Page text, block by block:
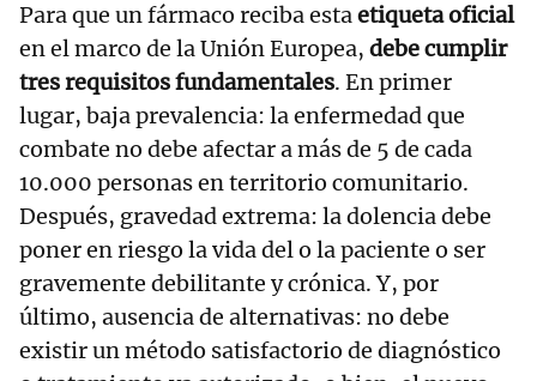
Para que un fármaco reciba estaetiqueta oficial
en el marco de la Unión Europea, debe cumplir
tres requisitos fundamentales. En primer
lugar, baja prevalencia: la enfermedad que
combate no debe afectar a más de 5 de cada
10.000 personas en territorio comunitario.
Después, gravedad extrema: la dolencia debe
poner en riesgo la vida del o la paciente o ser
gravemente debilitante y crónica. Y, por
último, ausencia de alternativas: no debe
existir un método satisfactorio de diagnóstico